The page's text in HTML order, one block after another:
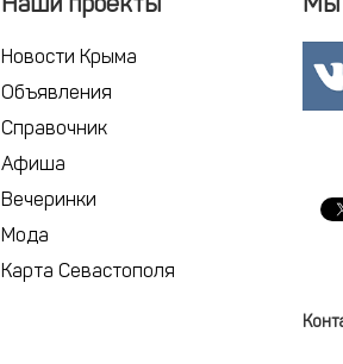
Наши проекты
Новости Крыма
Объявления
Справочник
Афиша
Вечеринки
Мода
Карта Севастополя
Мы